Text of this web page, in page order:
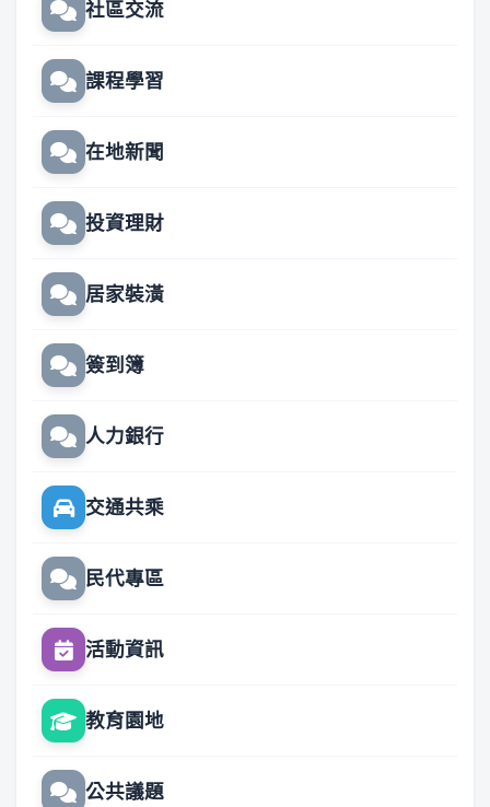
社區交流
課程學習
在地新聞
投資理財
居家裝潢
簽到簿
人力銀行
交通共乘
民代專區
活動資訊
教育園地
公共議題